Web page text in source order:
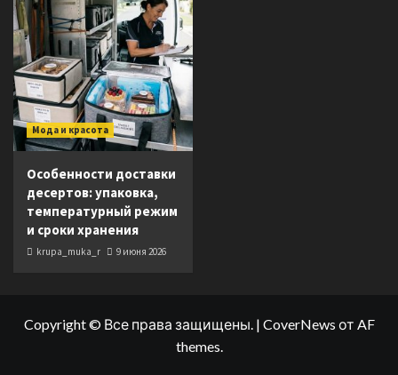
Мода и красота
Особенности доставки
десертов: упаковка,
температурный режим
и сроки хранения
krupa_muka_r 9 июня 2026
Copyright © Все права защищены. | CoverNews от AF
themes.